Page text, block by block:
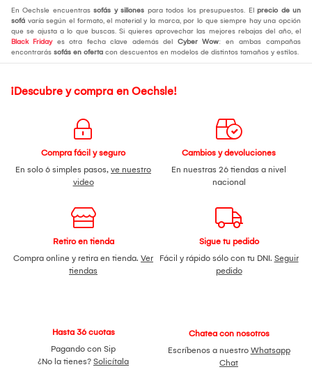
En Oechsle encuentras sofás y sillones para todos los presupuestos. El precio de un
sofá varía según el formato, el material y la marca, por lo que siempre hay una opción
que se ajusta a lo que buscas. Si quieres aprovechar las mejores rebajas del año, el
Black Fridayes otra fecha clave además del Cyber Wow: en ambas campañas
encontrarás sofás en oferta con descuentos en modelos de distintos tamaños y estilos.
¡Descubre y compra en Oechsle!
Compra fácil y seguro
En solo 6 simples pasos, ve nuestro
video
Cambios y devoluciones
En nuestras 26 tiendas a nivel
nacional
Retiro en tienda
Compra online y retira en tienda. Ver
tiendas
Sigue tu pedido
Fácil y rápido sólo con tu DNI. Seguir
pedido
Hasta 36 cuotas
Pagando con Sip
¿No la tienes? Solicítala
Chatea con nosotros
Escríbenos a nuestro Whatsapp
Chat